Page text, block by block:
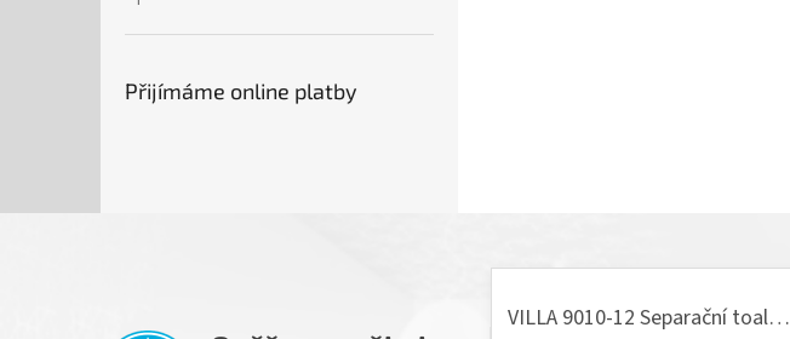
Přijímáme online platby
VILLA 9010-12 Separační toaleta, 230/12V